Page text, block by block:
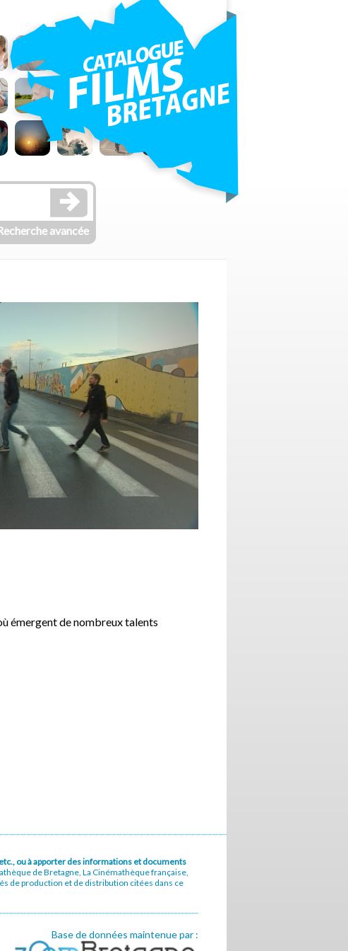
avancée
émergent de nombreux talents
ou à apporter des informations et documents
de Bretagne, La Cinémathèque française,
de production et de distribution citées dans ce
Base de données maintenue par :